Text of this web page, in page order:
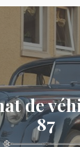
de
87